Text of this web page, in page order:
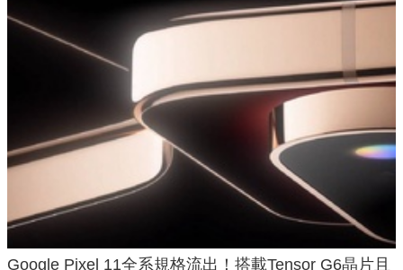
Google Pixel 11全系規格流出！搭載Tensor G6晶片且